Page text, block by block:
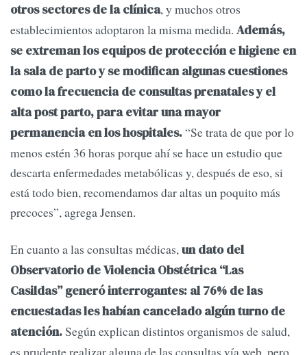
otros sectores de la clínica, y muchos otros
establecimientos adoptaron la misma medida. Además,
se extreman los equipos de protección e higiene en
la sala de parto y se modifican algunas cuestiones
como la frecuencia de consultas prenatales y el
alta post parto, para evitar una mayor
permanencia en los hospitales.“Se trata de que por lo
menos estén 36 horas porque ahí se hace un estudio que
descarta enfermedades metabólicas y, después de eso, si
está todo bien, recomendamos dar altas un poquito más
precoces”, agrega Jensen.
En cuanto a las consultas médicas,un dato del
Observatorio de Violencia Obstétrica “Las
Casildas” generó interrogantes: al 76% de las
encuestadas les habían cancelado algún turno de
atención.Según explican distintos organismos de salud,
es prudente realizar alguna de las consultas vía web, pero